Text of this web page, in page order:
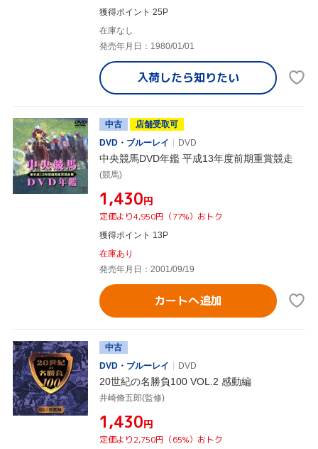
獲得ポイント 25P
在庫なし
発売年月日：1980/01/01
入荷したら知りたい
中古
店舗受取可
DVD・ブルーレイ
DVD
中央競馬DVD年鑑 平成13年度前期重賞競走
(競馬)
¥1,430円
定価より4,950円（77%）おトク
獲得ポイント 13P
在庫あり
発売年月日：2001/09/19
カートへ追加
中古
DVD・ブルーレイ
DVD
20世紀の名勝負100 VOL.2 感動編
井崎脩五郎(監修)
¥1,430円
定価より2,750円（65%）おトク